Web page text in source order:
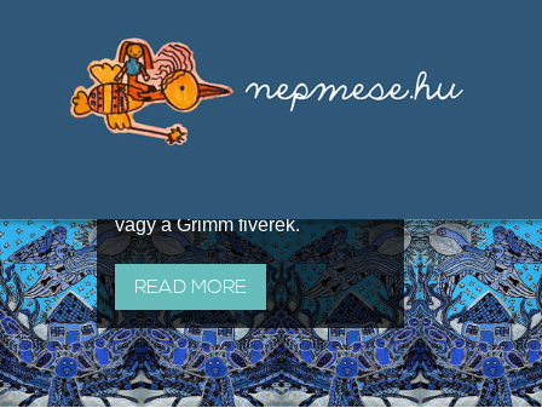
útján terjedő elbeszélésekből,
melyeket olyan ismert gyűjtők
állítottak össze, mint Benedek
vagy a Grimm fivérek.
READ MORE